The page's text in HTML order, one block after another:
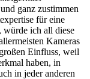
ganz zustimmen
für eine
würde ich all diese
Kameras
Einfluss, weil
haben, in
in jeder anderen